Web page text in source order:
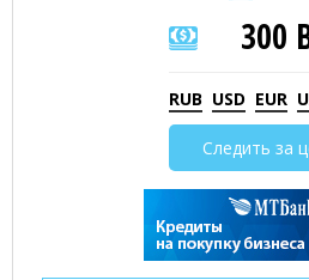
300
RUB USD EUR
Следить за